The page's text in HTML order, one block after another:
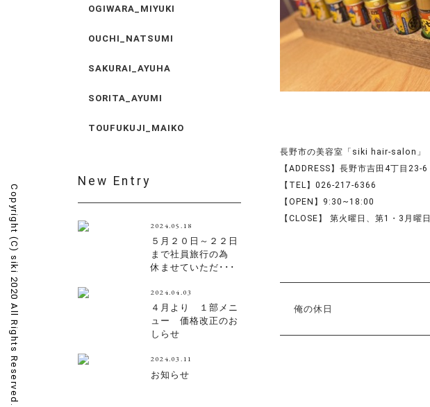
長野市の美容室「siki hair-salon」
【ADDRESS】長野市吉田4丁目23-6
【TEL】026-217-6366
【OPEN】9:30~18:00
【CLOSE】 第火曜日、第1・3月曜日
俺の休日
OGIWARA_MIYUKI
OUCHI_NATSUMI
SAKURAI_AYUHA
SORITA_AYUMI
TOUFUKUJI_MAIKO
New Entry
2024.05.18
５月２０日～２２日
まで社員旅行の為
休ませていただ･･･
2024.04.03
４月より １部メニ
ュー 価格改正のお
しらせ
2024.03.11
お知らせ
Copyright (C)
siki 2020 All Rights Reserved.